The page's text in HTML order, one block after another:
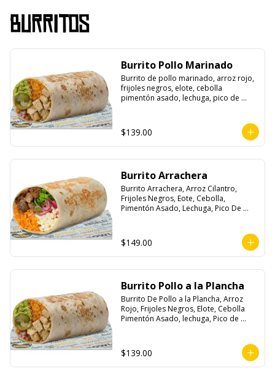
Burritos
Burrito Pollo Marinado
Burrito de pollo marinado, arroz rojo,
frijoles negros, elote, cebolla
pimentón asado, lechuga, pico de
$139.00
Burrito Arrachera
Burrito Arrachera, Arroz Cilantro,
Frijoles Negros, Eote, Cebolla,
Pimentón Asado, Lechuga, Pico De
$149.00
Burrito Pollo a la Plancha
Burrito De Pollo a la Plancha, Arroz
Rojo, Frijoles Negros, Elote, Cebolla
Pimentón Asado, lechuga, Pico de
$139.00